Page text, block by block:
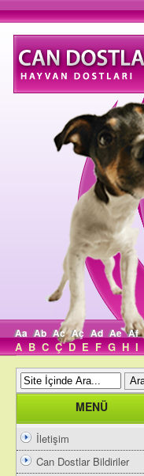
Aa Ab Ac Aç Ad Ae Af
A B C Ç D E F G H I
MENÜ
İletişim
Can Dostlar Bildiriler